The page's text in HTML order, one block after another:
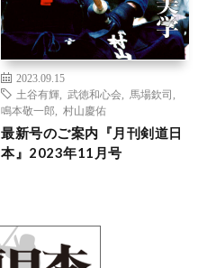
2023.09.15
土谷有輝
武徳和心会 馬場欽司
鳴本敬一郎
村山慶佑
最新号のご案内『月刊剣道日
本』2023年11月号